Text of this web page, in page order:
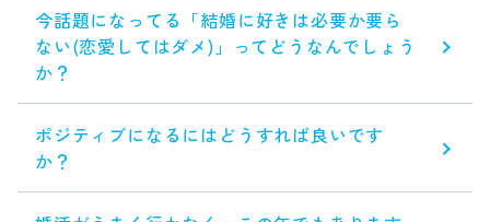
今話題になってる「結婚に好きは必要か要ら
ない(恋愛してはダメ)」ってどうなんでしょう
か？
ポジティブになるにはどうすれば良いです
か？